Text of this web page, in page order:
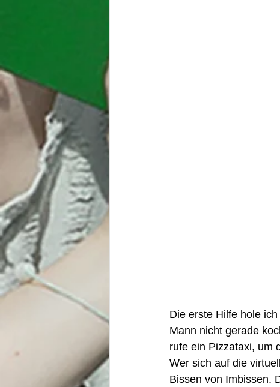
Die erste Hilfe hole
Mann nicht gerade
rufe ein Pizzataxi, um
Wer sich auf die
Bissen von Imbissen.